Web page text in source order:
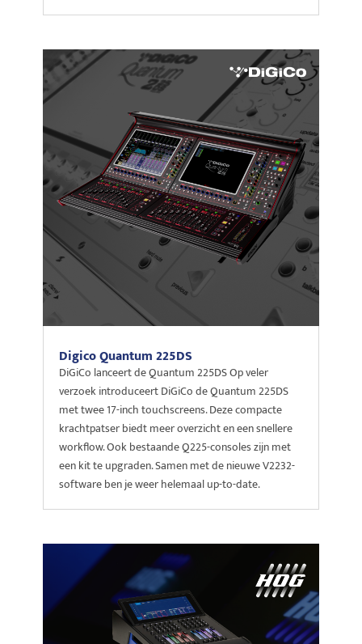
Digico Quantum 225DS
DiGiCo lanceert de Quantum 225DS Op veler
verzoek introduceert DiGiCo de Quantum 225DS
met twee 17-inch touchscreens. Deze compacte
krachtpatser biedt meer overzicht en een snellere
workflow. Ook bestaande Q225-consoles zijn met
een kit te upgraden. Samen met de nieuwe V2232-
software ben je weer helemaal up-to-date.